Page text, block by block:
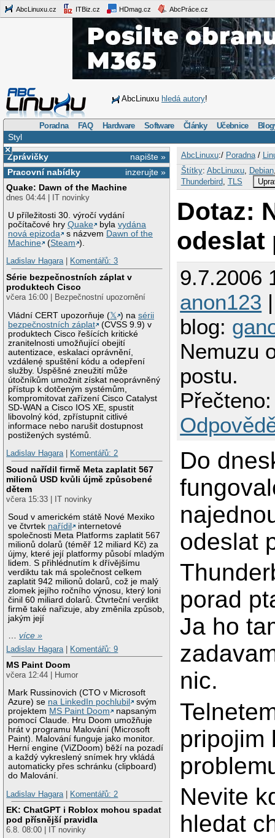
AbcLinuxu.cz ITBiz.cz HDmag.cz AbcPráce.cz
AbcLinuxu hledá autory!
Poradna FAQ Hardware Software Články Učebnice
Styl
×
napište »
Zprávičky
inzerujte »
Pracovní nabídky
Quake: Dawn of the Machine
dnes 04:44 | IT novinky
U příležitosti 30. výročí vydání
počítačové hryQuake bylavydána
nová epizoda
s názvem Dawn of the
Machine
(Steam ).
Ladislav Hagara| Komentářů: 3
Série bezpečnostních záplat v
produktech Cisco
včera 16:00 | Bezpečnostní upozornění
Vládní CERT upozorňuje (𝕏 ) nasérii
bezpečnostních záplat
(CVSS 9.9) v
produktech Cisco řešících kritické
zranitelnosti umožňující obejití
autentizace, eskalaci oprávnění,
vzdálené spuštění kódu a odepření
služby. Úspěšné zneužití může
útočníkům umožnit získat neoprávněný
přístup k dotčeným systémům,
kompromitovat zařízení Cisco Catalyst
SD-WAN a Cisco IOS XE, spustit
libovolný kód, zpřístupnit citlivé
informace nebo narušit dostupnost
postižených systémů.
Ladislav Hagara| Komentářů: 2
Soud nařídil firmě Meta zaplatit 567
milionů USD kvůli újmě způsobené
dětem
včera 15:33 | IT novinky
Soud v americkém státě Nové Mexiko
ve čtvrtek nařídil
internetové
společnosti Meta Platforms zaplatit 567
milionů dolarů (téměř 12 miliard Kč) za
újmy, které její platformy působí mladým
lidem. S přihlédnutím k dřívějšímu
verdiktu tak má společnost celkem
zaplatit 942 milionů dolarů, což je malý
zlomek jejího ročního výnosu, který loni
činil 60 miliard dolarů. Čtvrteční verdikt
firmě také nařizuje, aby změnila způsob,
jakým její
…více »
Ladislav Hagara
Komentářů: 9
MS Paint Doom
včera 12:44 | Humor
Mark Russinovich (CTO v Microsoft
Azure) se na LinkedIn pochlubil
svým
projektem MS Paint Doom
napsaným
pomocí Claude. Hru Doom umožňuje
hrát v programu Malování (Microsoft
Paint). Malování funguje jako monitor.
Herní engine (ViZDoom) běží na pozadí
a každý vykreslený snímek hry vkládá
automaticky přes schránku (clipboard)
do Malování.
Ladislav Hagara
Komentářů: 2
EK: ChatGPT i Roblox mohou spadat
pod přísnější pravidla
6.8. 08:00 | IT novinky
AbcLinuxu:/ Poradna/
Štítky: AbcLinuxu, Debian
Thunderbird, TLS
Dotaz:
odeslat
9.7.2006
anon123
blog:
Nemuzu
postu.
Do
odeslat
porad
Ja ho
nic.
pripojim
Nevite
hledat